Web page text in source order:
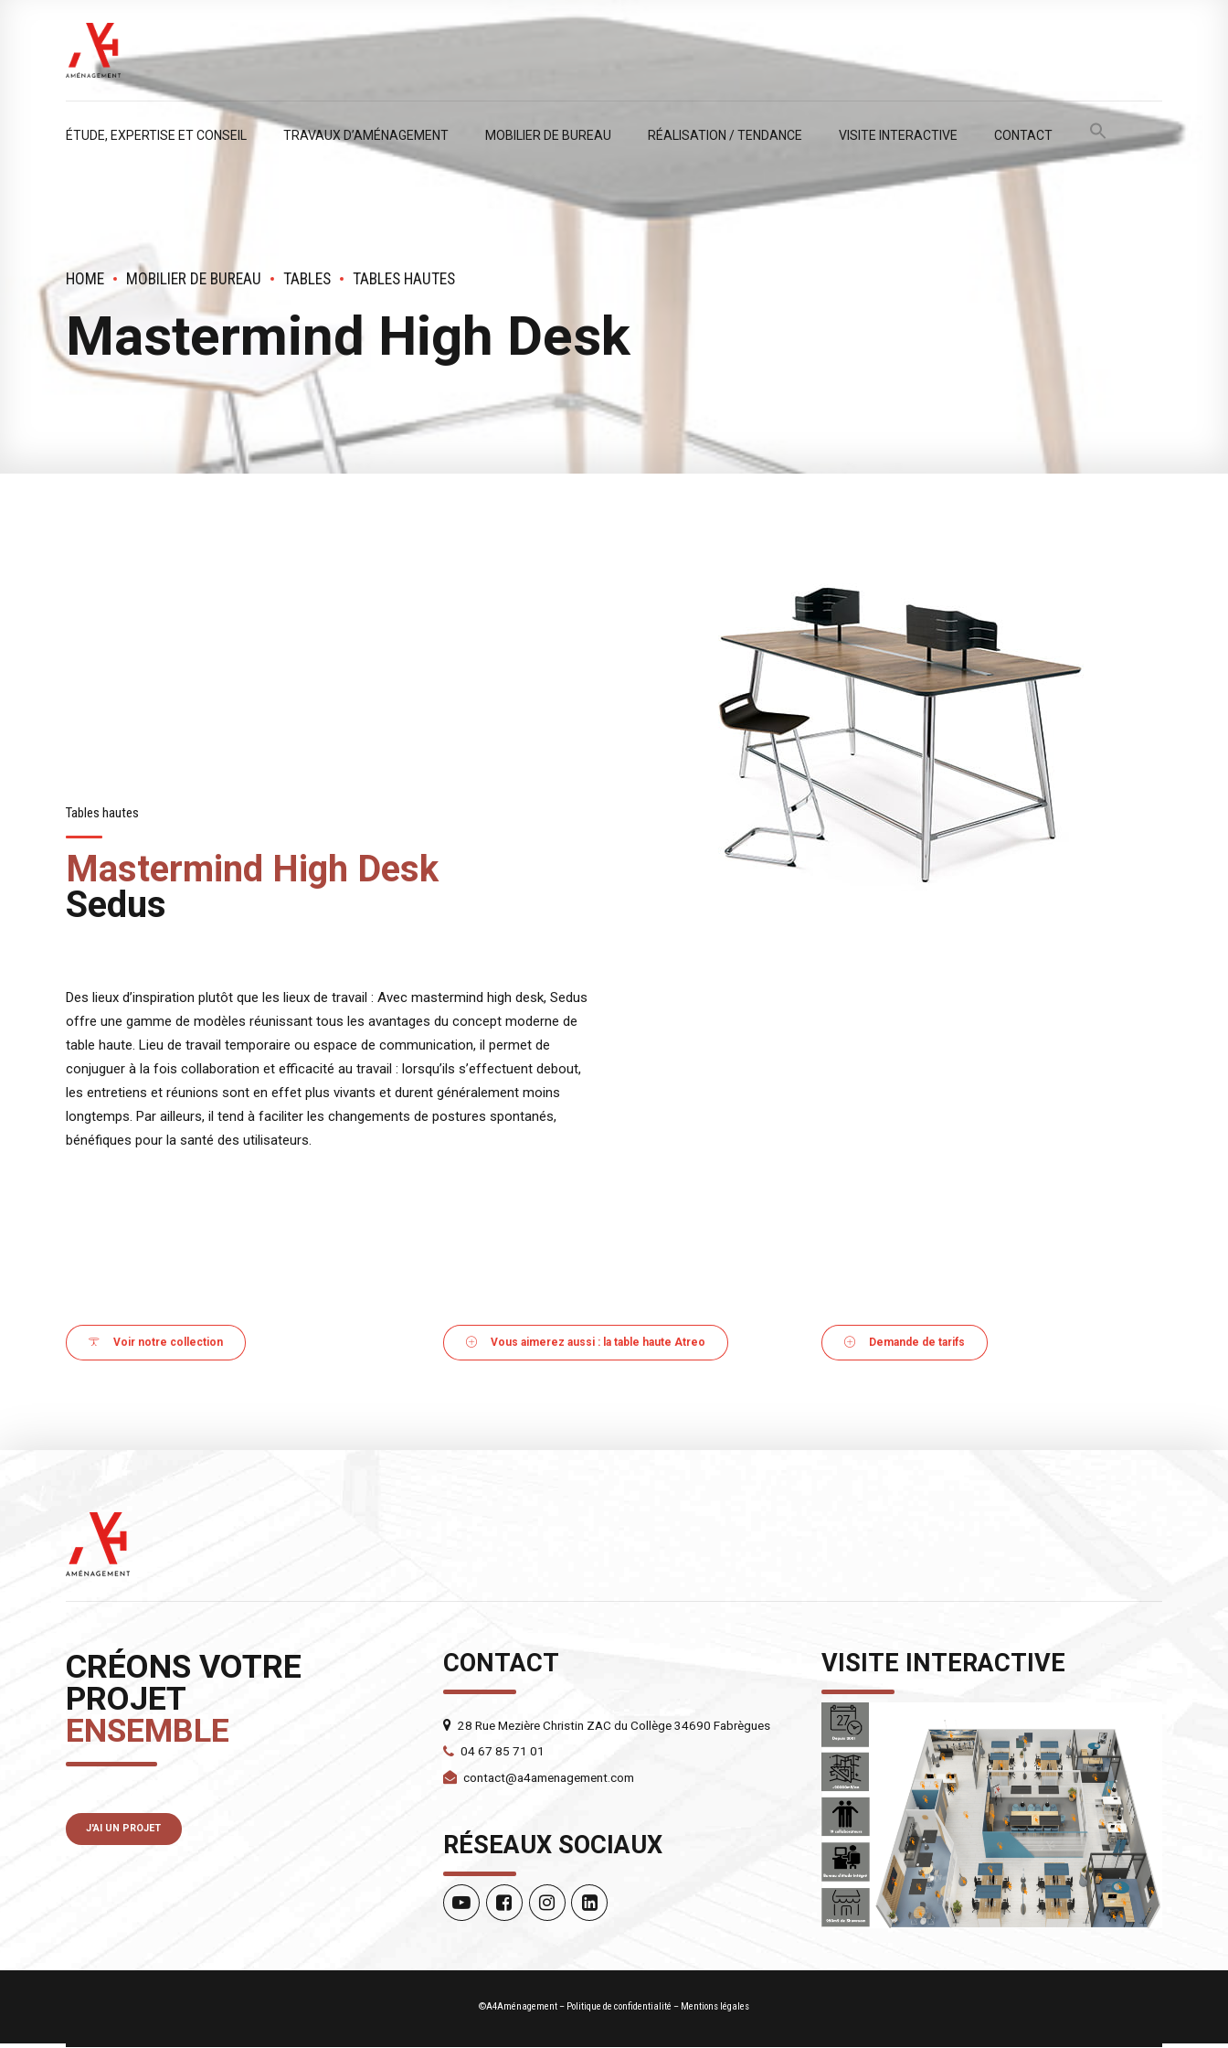
ÉTUDE, EXPERTISE ET CONSEIL TRAVAUX D’AMÉNAGEMENT MOBILIER DE BUREAU RÉALISATION / TENDANCE VISITE INTERACTIVE CONTACT
HOME MOBILIER DE BUREAU TABLES TABLES HAUTES
Mastermind High Desk
Tables hautes
Mastermind High Desk
Sedus
Des lieux d’inspiration plutôt que les lieux de travail : Avec mastermind high desk, Sedus
offre une gamme de modèles réunissant tous les avantages du concept moderne de
table haute. Lieu de travail temporaire ou espace de communication, il permet de
conjuguer à la fois collaboration et efficacité au travail : lorsqu’ils s’effectuent debout,
les entretiens et réunions sont en effet plus vivants et durent généralement moins
longtemps. Par ailleurs, il tend à faciliter les changements de postures spontanés,
bénéfiques pour la santé des utilisateurs.
Voir notre collection Vous aimerez aussi : la table haute Atreo Demande de tarifs
CRÉONS VOTRE
PROJET
ENSEMBLE
J'AI UN PROJET
CONTACT
28 Rue Mezière Christin ZAC du Collège 34690 Fabrègues
04 67 85 71 01
contact@a4amenagement.com
RÉSEAUX SOCIAUX
VISITE INTERACTIVE
©A4Aménagement – Politique de confidentialité – Mentions légales